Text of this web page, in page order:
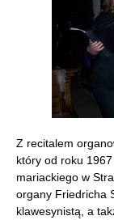
Z recitalem
który od roku
mariackiego w
organy Friedricha
klawesynistą, a